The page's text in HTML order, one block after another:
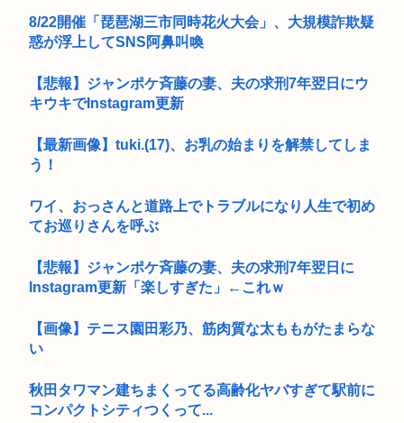
8/22開催「琵琶湖三市同時花火大会」、大規模詐欺疑
惑が浮上してSNS阿鼻叫喚
【悲報】ジャンポケ斉藤の妻、夫の求刑7年翌日にウ
キウキでInstagram更新
【最新画像】tuki.(17)、お乳の始まりを解禁してしま
う！
ワイ、おっさんと道路上でトラブルになり人生で初め
てお巡りさんを呼ぶ
【悲報】ジャンポケ斉藤の妻、夫の求刑7年翌日に
Instagram更新「楽しすぎた」←これｗ
【画像】テニス園田彩乃、筋肉質な太ももがたまらな
い
秋田タワマン建ちまくってる高齢化ヤバすぎて駅前に
コンパクトシティつくって...